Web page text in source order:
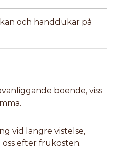
och handdukar på
boende, viss
vid längre vistelse,
efter frukosten.